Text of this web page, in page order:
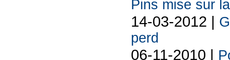
Pins mise sur
14-03-2012 |
perd
06-11-2010 |